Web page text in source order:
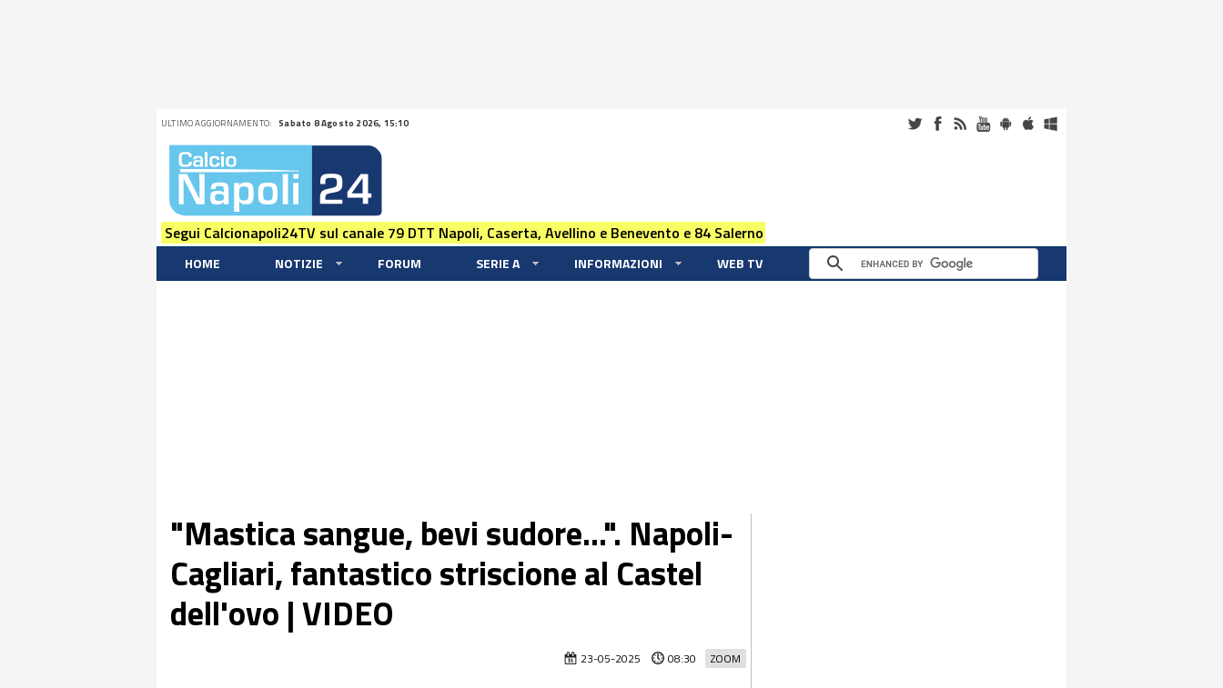
ULTIMO AGGIORNAMENTO: Sabato 8 Agosto 2026, 15:10
Segui Calcionapoli24TV sul canale 79 DTT Napoli, Caserta, Avellino e Benevento e 84 Salerno
HOME NOTIZIE FORUM SERIE A INFORMAZIONI WEB TV
"Mastica sangue, bevi sudore...". Napoli-
Cagliari, fantastico striscione al Castel
dell'ovo | VIDEO
ZOOM
23-05-2025 08:30